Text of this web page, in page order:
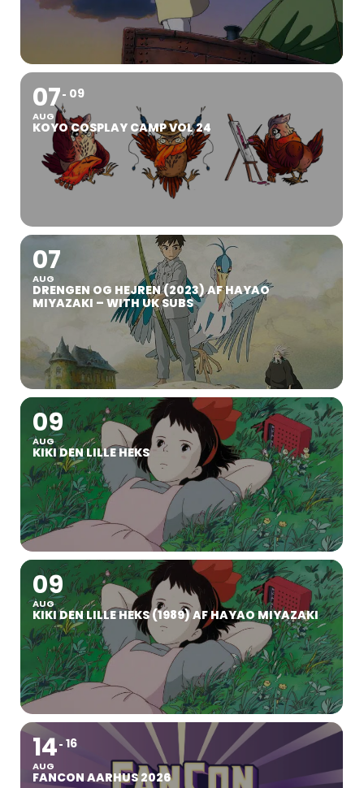
07
AUG
09
KOYO COSPLAY CAMP VOL 24
07
AUG
DRENGEN OG HEJREN (2023) AF HAYAO
MIYAZAKI – WITH UK SUBS
09
AUG
KIKI DEN LILLE HEKS
09
AUG
KIKI DEN LILLE HEKS (1989) AF HAYAO MIYAZAKI
14
AUG
16
FANCON AARHUS 2026